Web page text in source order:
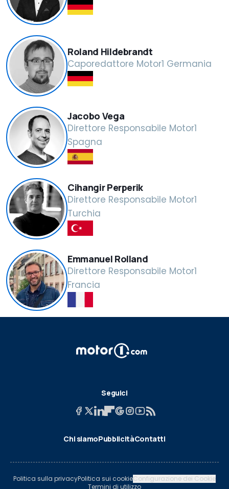
Roland Hildebrandt
Caporedattore Motor1 Germania
Jacobo Vega
Direttore Responsabile Motor1
Spagna
Cihangir Perperik
Direttore Responsabile Motor1
Turchia
Emmanuel Rolland
Direttore Responsabile Motor1
Francia
Seguici
Chi siamoPubblicitàContatti
Politica sulla privacyPolitica sui cookieConfigurazione dei Cookie
Termini di utilizzo